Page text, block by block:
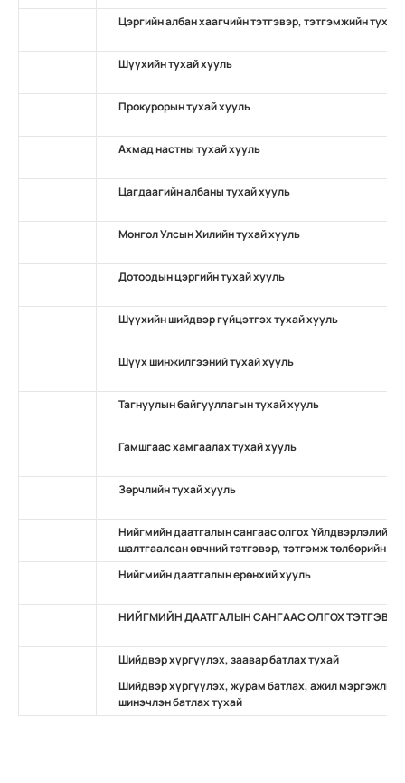
Цэргийн албан хаагчийн тэтгэвэр, тэтгэмжийн тухай
Шүүхийн тухай хууль
Прокурорын тухай хууль
Ахмад настны тухай хууль
Цагдаагийн албаны тухай хууль
Монгол Улсын Хилийн тухай хууль
Дотоодын цэргийн тухай хууль
Шүүхийн шийдвэр гүйцэтгэх тухай хууль
Шүүх шинжилгээний тухай хууль
Тагнуулын байгууллагын тухай хууль
Гамшгаас хамгаалах тухай хууль
Зөрчлийн тухай хууль
Нийгмийн даатгалын сангаас олгох Үйлдвэрлэлийн
шалтгаалсан өвчний тэтгэвэр, тэтгэмж төлбөрийн
Нийгмийн даатгалын ерөнхий хууль
НИЙГМИЙН ДААТГАЛЫН САНГААС ОЛГОХ
Шийдвэр хүргүүлэх, заавар батлах тухай
Шийдвэр хүргүүлэх, журам батлах, ажил
шинэчлэн батлах тухай